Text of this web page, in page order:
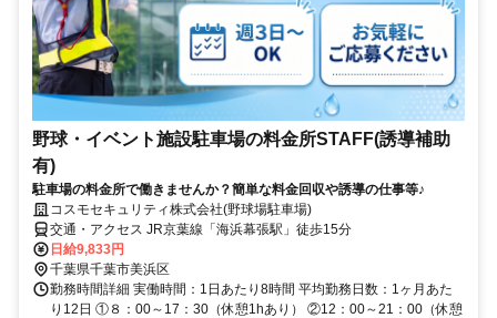
野球・イベント施設駐車場の料金所STAFF(誘導補助
有)
駐車場の料金所で働きませんか？簡単な料金回収や誘導の仕事等♪
コスモセキュリティ株式会社(野球場駐車場)
交通・アクセス JR京葉線「海浜幕張駅」徒歩15分
日給9,833円
千葉県千葉市美浜区
勤務時間詳細 実働時間：1日あたり8時間 平均勤務日数：1ヶ月あた
り12日 ①８：00～17：30（休憩1hあり） ②12：00～21：00（休憩